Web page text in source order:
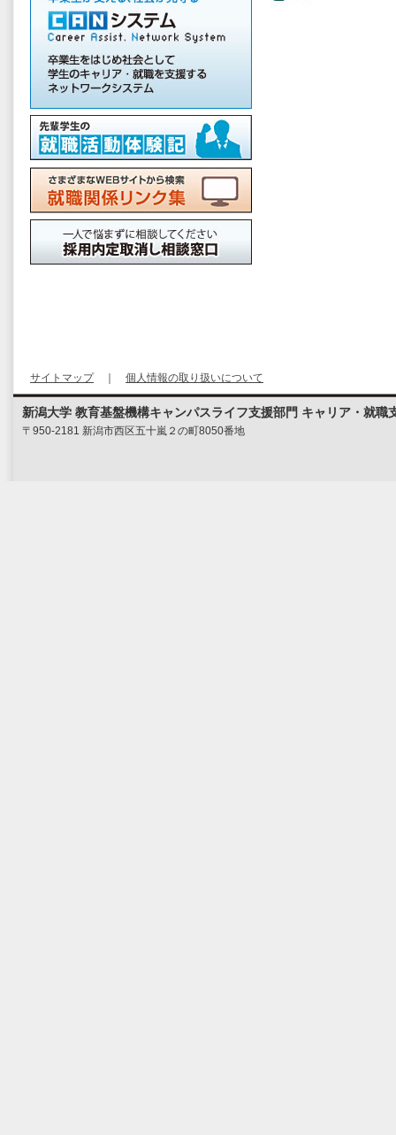
サイトマップ｜ 個人情報の取り扱いについて
新潟大学 教育基盤機構キャンパスライフ支援部門 キャリア・就職
〒950-2181 新潟市西区五十嵐２の町8050番地